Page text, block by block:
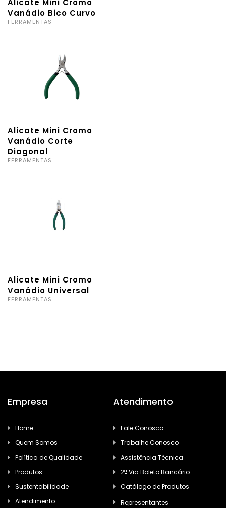
Alicate Mini Cromo
Vanádio Bico Curvo
FERRAMENTAS
Alicate Mini Cromo
Vanádio Corte
Diagonal
FERRAMENTAS
Alicate Mini Cromo
Vanádio Universal
FERRAMENTAS
Empresa
Home
Quem Somos
Política de Qualidade
Produtos
Sustentabilidade
Atendimento
Atendimento
Fale Conosco
Trabalhe Conosco
Assistência Técnica
2ª Via Boleto Bancário
Catálogo de Produtos
Representantes